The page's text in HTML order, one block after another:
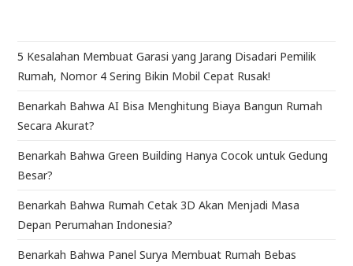
5 Kesalahan Membuat Garasi yang Jarang Disadari Pemilik
Rumah, Nomor 4 Sering Bikin Mobil Cepat Rusak!
Benarkah Bahwa AI Bisa Menghitung Biaya Bangun Rumah
Secara Akurat?
Benarkah Bahwa Green Building Hanya Cocok untuk Gedung
Besar?
Benarkah Bahwa Rumah Cetak 3D Akan Menjadi Masa
Depan Perumahan Indonesia?
Benarkah Bahwa Panel Surya Membuat Rumah Bebas